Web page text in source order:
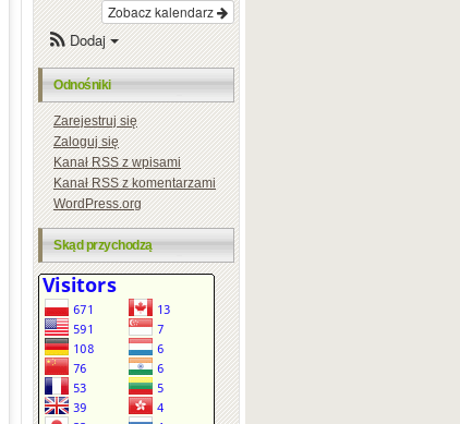
Zobacz kalendarz
Dodaj
Odnośniki
Zarejestruj się
Zaloguj się
KanałRSSz wpisami
KanałRSSz komentarzami
WordPress.org
Skąd przychodzą